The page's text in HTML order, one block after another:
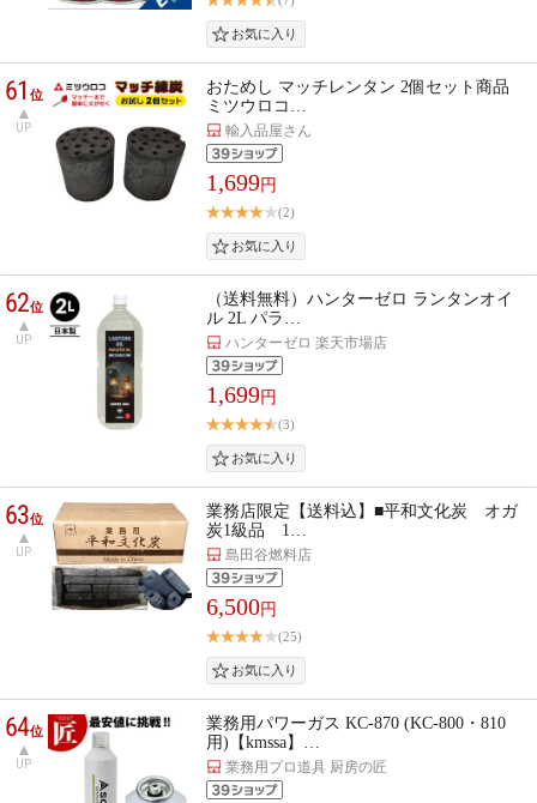
61位
UP
おためし マッチレンタン 2個セット商品
ミツウロコ…
輸入品屋さん
1,699円
(2)
62位
UP
（送料無料）ハンターゼロ ランタンオイ
ル 2L パラ…
ハンターゼロ 楽天市場店
1,699円
(3)
63位
UP
業務店限定【送料込】■平和文化炭 オガ
炭1級品 1…
島田谷燃料店
6,500円
(25)
64位
UP
業務用パワーガス KC-870 (KC-800・810
用)【kmssa】…
業務用プロ道具 厨房の匠